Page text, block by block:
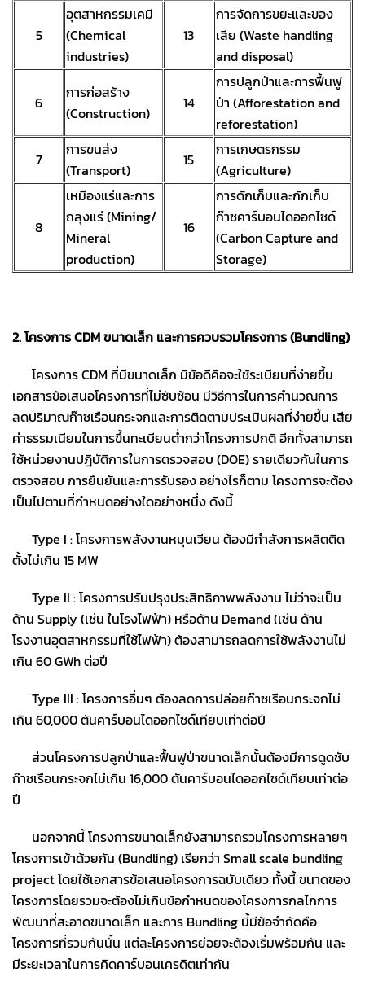
5
อุตสาหกรรมเคมี
(Chemical
industries)
13
การจัดการขยะและของ
เสีย (Waste handling
and disposal)
6
การก่อสร้าง
(Construction)
14
การปลูกป่าและการฟื้นฟู
ป่า (Afforestation and
reforestation)
7
การขนส่ง
(Transport)
15
การเกษตรกรรม
(Agriculture)
8
เหมืองแร่และการ
ถลุงแร่ (Mining/
Mineral
production)
16
การดักเก็บและกักเก็บ
ก๊าซคาร์บอนไดออกไซด์
(Carbon Capture and
Storage)
2. โครงการ CDM ขนาดเล็ก และการควบรวมโครงการ (Bundling)
โครงการ CDM ที่มีขนาดเล็ก มีข้อดีคือจะใช้ระเบียบที่ง่ายขึ้น
เอกสารข้อเสนอโครงการที่ไม่ซับซ้อน มีวิธีการในการคำนวณการ
ลดปริมาณก๊าซเรือนกระจกและการติดตามประเมินผลที่ง่ายขึ้น เสีย
ค่าธรรมเนียมในการขึ้นทะเบียนต่ำกว่าโครงการปกติ อีกทั้งสามารถ
ใช้หน่วยงานปฎิบัติการในการตรวจสอบ (DOE) รายเดียวกันในการ
ตรวจสอบ การยืนยันและการรับรอง อย่างไรก็ตาม โครงการจะต้อง
เป็นไปตามที่กำหนดอย่างใดอย่างหนึ่ง ดังนี้
Type I : โครงการพลังงานหมุนเวียน ต้องมีกำลังการผลิตติด
ตั้งไม่เกิน 15 MW
Type II : โครงการปรับปรุงประสิทธิภาพพลังงาน ไม่ว่าจะเป็น
ด้าน Supply (เช่น ในโรงไฟฟ้า) หรือด้าน Demand (เช่น ด้าน
โรงงานอุตสาหกรรมที่ใช้ไฟฟ้า) ต้องสามารถลดการใช้พลังงานไม่
เกิน 60 GWh ต่อปี
Type III : โครงการอื่นๆ ต้องลดการปล่อยก๊าซเรือนกระจกไม่
เกิน 60,000 ตันคาร์บอนไดออกไซด์เทียบเท่าต่อปี
ส่วนโครงการปลูกป่าและฟื้นฟูป่าขนาดเล็กนั้นต้องมีการดูดซับ
ก๊าซเรือนกระจกไม่เกิน 16,000 ตันคาร์บอนไดออกไซด์เทียบเท่าต่อ
ปี
นอกจากนี้ โครงการขนาดเล็กยังสามารถรวมโครงการหลายๆ
โครงการเข้าด้วยกัน (Bundling) เรียกว่า Small scale bundling
project โดยใช้เอกสารข้อเสนอโครงการฉบับเดียว ทั้งนี้ ขนาดของ
โครงการโดยรวมจะต้องไม่เกินข้อกำหนดของโครงการกลไกการ
พัฒนาที่สะอาดขนาดเล็ก และการ Bundling นี้มีข้อจำกัดคือ
โครงการที่รวมกันนั้น แต่ละโครงการย่อยจะต้องเริ่มพร้อมกัน และ
มีระยะเวลาในการคิดคาร์บอนเครดิตเท่ากัน